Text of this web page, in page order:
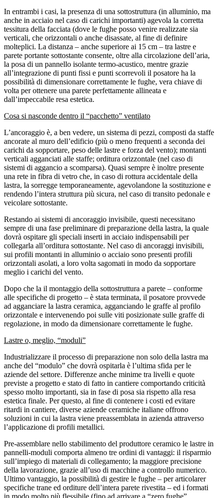
In entrambi i casi, la presenza di una sottostruttura (in alluminio, ma
anche in acciaio nel caso di carichi importanti) agevola la corretta
tessitura della facciata (dove le fughe posso venire realizzate sia
verticali, che orizzontali o anche disassate, al fine di definire
molteplici. La distanza – anche superiore ai 15 cm – tra lastre e
parete portante sottostante consente, oltre alla circolazione dell’aria,
la posa di un pannello isolante termo-acustico, mentre grazie
all’integrazione di punti fissi e punti scorrevoli il posatore ha la
possibilità di dimensionare correttamente le fughe, vera chiave di
volta per ottenere una parete perfettamente allineata e
dall’impeccabile resa estetica.
Cosa si nasconde dentro il “pacchetto” ventilato
L’ancoraggio è, a ben vedere, un sistema di pezzi, composti da staffe
ancorate al muro dell’edificio (più o meno frequenti a seconda dei
carichi da sopportare, peso delle lastre e forza del vento); montanti
verticali agganciati alle staffe; orditura orizzontale (nel caso di
sistemi di aggancio a scomparsa). Quasi sempre è inoltre presente
una rete in fibra di vetro che, in caso di rottura accidentale della
lastra, la sorregge temporaneamente, agevolandone la sostituzione e
rendendo l’intera struttura più sicura, nel caso di transito pedonale e
veicolare sottostante.
Restando ai sistemi di ancoraggio invisibile, questi necessitano
sempre di una fase preliminare di preparazione della lastra, la quale
dovrà ospitare gli speciali inserti in acciaio indispensabili per
collegarla all’orditura sottostante. Nel caso di ancoraggi invisibili,
sui profili montanti in alluminio o acciaio sono presenti profili
orizzontali asolati, a loro volta sagomati in modo da sopportare
meglio i carichi del vento.
Dopo che la il montaggio della sottostruttura a parete – conforme
alle specifiche di progetto – è stata terminata, il posatore provvede
ad agganciare la lastra ceramica, agganciando le graffe al profilo
orizzontale e intervenendo poi sulle viti posizionate sulle graffe di
regolazione, in modo da dimensionare correttamente le fughe.
Lastre o, meglio, “moduli”
Industrializzare il processo di preparazione non solo della lastra ma
anche del “modulo” che dovrà ospitarla è l’ultima sfida per le
aziende del settore. Differenze anche minime tra livelli e quote
previste a progetto e stato di fatto in cantiere comportando criticità
spesso molto importanti, sia in fase di posa sia rispetto alla resa
estetica finale. Per questo, al fine di contenere i costi ed evitare
ritardi in cantiere, diverse aziende ceramiche italiane offrono
soluzioni in cui la lastra viene preassemblata in azienda attraverso
l’applicazione di profili metallici.
Pre-assemblare nello stabilimento del produttore ceramico le lastre in
pannelli-moduli comporta almeno tre ordini di vantaggi: il risparmio
sull’impiego di materiali di collegamento; la maggiore precisione
della lavorazione, grazie all’uso di macchine a controllo numerico.
Ultimo vantaggio, la possibilità di gestire le fughe – per articolarer
specifiche trane ed orditure dell’intera parete rivestita – ed i formati